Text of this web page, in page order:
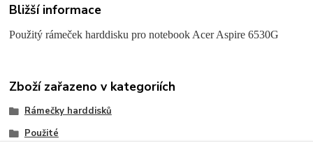
Bližší informace
Použitý rámeček harddisku pro notebook Acer Aspire 6530G
Zboží zařazeno v kategoriích
Rámečky harddisků
Použité